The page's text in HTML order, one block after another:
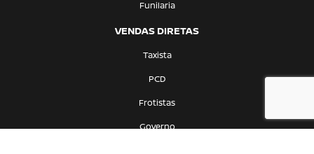
Funilaria
VENDAS DIRETAS
Taxista
PCD
Frotistas
Governo